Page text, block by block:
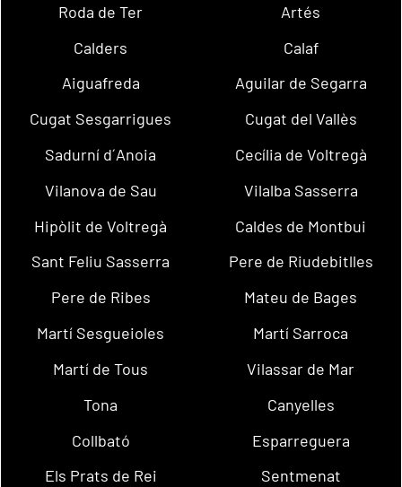
Roda de Ter
Artés
Calders
Calaf
Aiguafreda
Aguilar de Segarra
Cugat Sesgarrigues
Cugat del Vallès
Sadurní d´Anoia
Cecília de Voltregà
Vilanova de Sau
Vilalba Sasserra
Hipòlit de Voltregà
Caldes de Montbui
Sant Feliu Sasserra
Pere de Riudebitlles
Pere de Ribes
Mateu de Bages
Martí Sesgueioles
Martí Sarroca
Martí de Tous
Vilassar de Mar
Tona
Canyelles
Collbató
Esparreguera
Els Prats de Rei
Sentmenat